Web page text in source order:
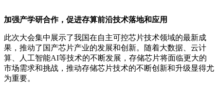
加强产学研合作，促进存算前沿技术落地和应用
此次大会集中展示了我国在自主可控芯片技术领域的最新成
果，推动了国产芯片产业的发展和创新。随着大数据、云计
算、人工智能AI等技术的不断发展，存储芯片将面临更大的
市场需求和挑战，推动存储芯片技术的不断创新和升级显得尤
为重要。